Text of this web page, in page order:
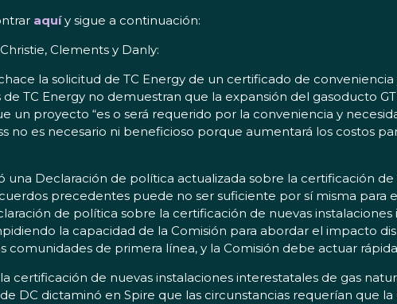
aquíy sigue a continuación:
Clements y Danly:
la solicitud de TC Energy de un certificado de
TC Energy no demuestran que la expansión del gasoducto
un proyecto “es o será requerido por la conveniencia y
no es necesario ni beneficioso porque aumentará los costos
una Declaración de política actualizada sobre la certificación
precedentes puede no ser suficiente por sí misma para
de política sobre la certificación de nuevas
la capacidad de la Comisión para abordar el impacto
comunidades de primera línea, y la Comisión debe actuar
certificación de nuevas instalaciones interestatales de gas
DC dictaminó en Spire que las circunstancias requerían que